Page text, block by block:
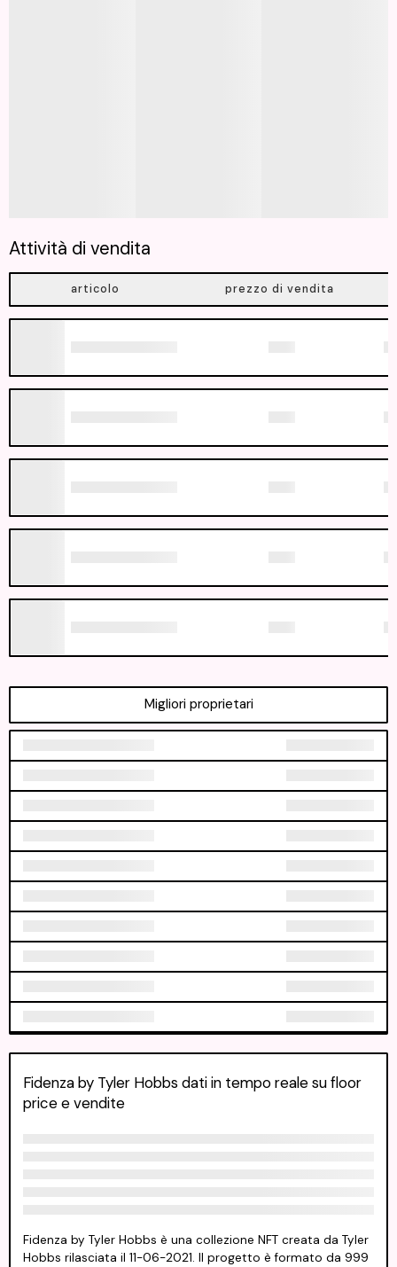
Fidenza by Tyler Hobbs dati in tempo reale su floor
price e vendite
Fidenza by Tyler Hobbs è una collezione NFT creata da Tyler
Hobbs rilasciata il 11-06-2021. Il progetto è formato da 999
Attività di vendita
articolo prezzo di vendita
Migliori proprietari